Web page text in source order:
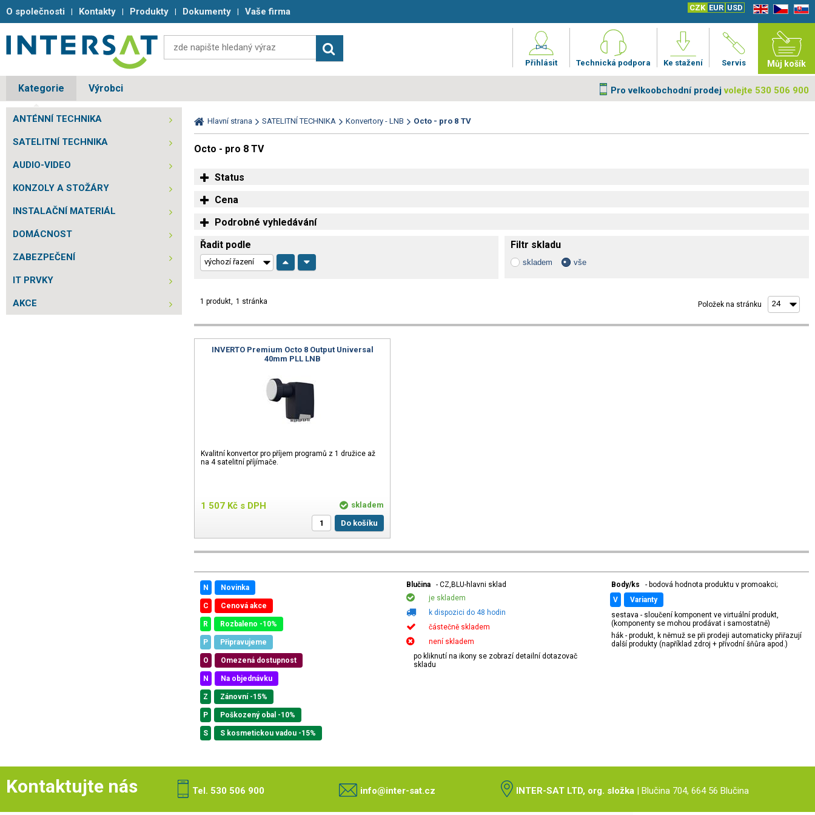
O společnosti Kontakty Produkty Dokumenty Vaše firma EN CZ SK
CZK EUR USD
Můj košík
Servis
Ke stažení
Technická podpora
Přihlásit
Kategorie Výrobci Pro velkoobchodní prodejvolejte 530 506 900
ANTÉNNÍ TECHNIKA
SATELITNÍ TECHNIKA
AUDIO-VIDEO
KONZOLY A STOŽÁRY
INSTALAČNÍ MATERIÁL
DOMÁCNOST
ZABEZPEČENÍ
IT PRVKY
AKCE
Hlavní strana SATELITNÍ TECHNIKA Konvertory - LNB Octo - pro 8 TV
Octo - pro 8 TV
Status
Cena
Podrobné vyhledávání
Řadit podle
Filtr skladu
skladem vše
1 produkt 1 stránka Položek na stránku
INVERTO Premium Octo 8 Output Universal
40mm PLL LNB
Kvalitní konvertor pro příjem programů z 1 družice až
na 4 satelitní příjímače.
1 507 Kč s DPH
skladem
Do košíku
N Novinka
C Cenová akce
R Rozbaleno -10%
P Připravujeme
O Omezená dostupnost
N Na objednávku
Z Zánovní -15%
P Poškozený obal -10%
S S kosmetickou vadou -15%
Blučina
- CZ,BLU-hlavni sklad
je skladem
k dispozici do 48 hodin
částečně skladem
není skladem
po kliknutí na ikony se zobrazí detailní dotazovač
skladu
Body/ks
- bodová hodnota produktu v promoakci;
v
varianty
sestava - sloučení komponent ve virtuální produkt,
(komponenty se mohou prodávat i samostatně)
hák - produkt, k němuž se při prodeji automaticky přiřazují
další produkty (například zdroj + přívodní šňůra apod.)
Kontaktujte nás Tel. 530 506 900 info@inter-sat.cz INTER-SAT LTD, org. složka | Blučina 704, 664 56 Blučina